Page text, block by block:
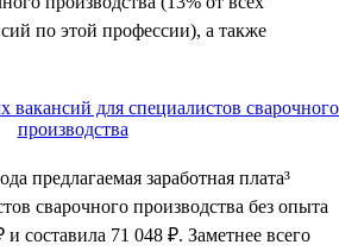
по этой профессии), а также
предлагаемая заработная плата³
сварочного производства без опыта
составила 71 048 ₽. Заметнее всего